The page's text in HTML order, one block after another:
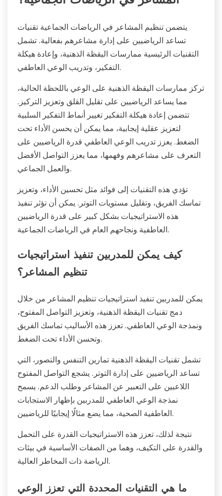
يتضمن تنظيم المشاعر في الرياضات الجماعية تقنيات
تساعد الرياضيين على إدارة مشاعرهم بفعالية. تشمل
التقنيات الرئيسية ممارسات اليقظة الذهنية، وإعادة هيكلة
التفكير، وتدريب الوعي العاطفي.
تركز ممارسات اليقظة الذهنية على الوعي باللحظة الحالية،
مما يساعد الرياضيين على تقليل القلق وتعزيز التركيز.
تتضمن إعادة هيكلة التفكير تغيير أنماط التفكير السلبية
لتعزيز عقلية إيجابية، مما يمكن أن يحسن الأداء تحت
الضغط. يعزز تدريب الوعي العاطفي قدرة الرياضيين على
التعرف على مشاعرهم وفهمها، مما يعزز التواصل الأفضل
والعمل الجماعي.
تؤدي هذه التقنيات إلى فوائد مثل تحسين الأداء، وتعزيز
تماسك الفريق، وتقليل مستويات التوتر. يمكن أن تؤثر تنفيذ
هذه الاستراتيجيات بشكل كبير على قدرة الرياضيين
العاطفية ونجاحهم العام في الرياضات الجماعية.
كيف يمكن للمدربين تنفيذ استراتيجيات
تنظيم المشاعر؟
يمكن للمدربين تنفيذ استراتيجيات تنظيم المشاعر من خلال
دمج تقنيات اليقظة الذهنية، وتعزيز التواصل المفتوح،
ونمذجة الوعي العاطفي. تعزز هذه الأساليب تماسك الفريق
وتحسن الأداء تحت الضغط.
تشمل تقنيات اليقظة الذهنية تمارين التنفس والتصور، التي
تساعد الرياضيين على إدارة التوتر. يشجع التواصل المفتوح
اللاعبين على التعبير عن المشاعر وطلب الدعم. يسمح
نمذجة الوعي العاطفي للمدربين بإظهار الاستجابات
العاطفية الصحية، مما يضع مثالًا إيجابيًا للرياضيين.
نتيجة لذلك، تعزز هذه الاستراتيجيات القدرة على التحمل
والقدرة على التكيف، وهما من الصفات الأساسية في بيئات
الرياضة ذات المخاطر العالية.
ما هي التقنيات المحددة التي تعزز الوعي